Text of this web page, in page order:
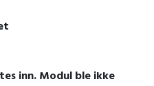
inn. Modul ble ikke